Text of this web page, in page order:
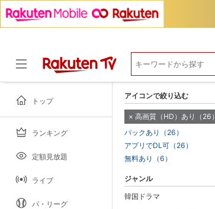
トップ
ランキング
定額見放題
ライブ
パ・リーグ
アイコンで絞り込む
高画質（HD）あり（26）
パックあり（26）
アプリでDL可（26）
無料あり（6）
ジャンル
韓国ドラマ